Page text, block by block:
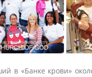
в «Банке крови»